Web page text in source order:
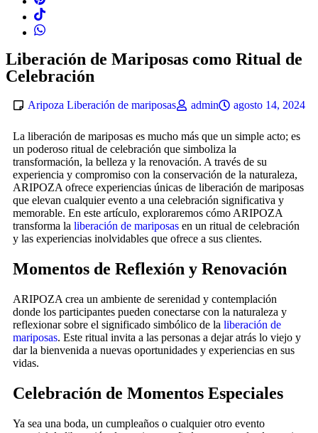
Liberación de Mariposas como Ritual de
Celebración
Aripoza Liberación de mariposas admin agosto 14, 2024
La liberación de mariposas es mucho más que un simple acto; es
un poderoso ritual de celebración que simboliza la
transformación, la belleza y la renovación. A través de su
experiencia y compromiso con la conservación de la naturaleza,
ARIPOZA ofrece experiencias únicas de liberación de mariposas
que elevan cualquier evento a una celebración significativa y
memorable. En este artículo, exploraremos cómo ARIPOZA
transforma la liberación de mariposas en un ritual de celebración
y las experiencias inolvidables que ofrece a sus clientes.
Momentos de Reflexión y Renovación
ARIPOZA crea un ambiente de serenidad y contemplación
donde los participantes pueden conectarse con la naturaleza y
reflexionar sobre el significado simbólico de la liberación de
mariposas. Este ritual invita a las personas a dejar atrás lo viejo y
dar la bienvenida a nuevas oportunidades y experiencias en sus
vidas.
Celebración de Momentos Especiales
Ya sea una boda, un cumpleaños o cualquier otro evento